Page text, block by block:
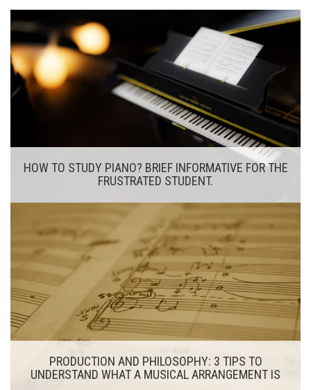
HOW TO STUDY PIANO? BRIEF INFORMATIVE FOR THE
FRUSTRATED STUDENT.
PRODUCTION AND PHILOSOPHY: 3 TIPS TO
UNDERSTAND WHAT A MUSICAL ARRANGEMENT IS